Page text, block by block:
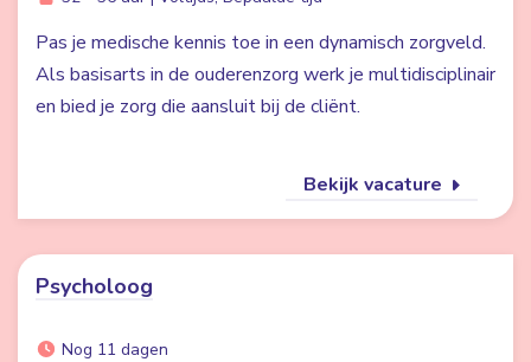
Pas je medische kennis toe in een dynamisch zorgveld.
Als basisarts in de ouderenzorg werk je multidisciplinair
en bied je zorg die aansluit bij de cliënt.
Bekijk vacature
Psycholoog
Nog 11 dagen